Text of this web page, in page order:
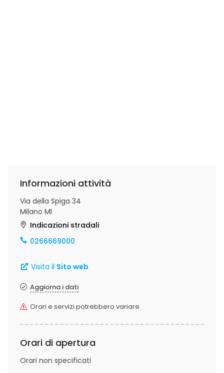
Informazioni attività
Via della Spiga 34
Milano MI
Indicazioni stradali
0266669000
Visita il Sito web
Aggiorna i dati
Orari e servizi potrebbero variare
Orari di apertura
Orari non specificati